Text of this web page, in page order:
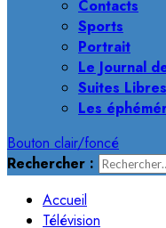
Contacts
Sports
Portrait
Le Journal
Suites
Les
Bouton clair/foncé
Rechercher :
Accueil
Télévision